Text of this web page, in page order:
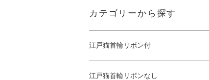
カテゴリーから探す
江戸猫首輪リボン付
江戸猫首輪リボンなし